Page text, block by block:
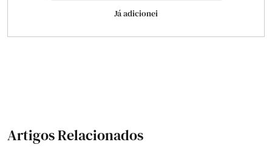
Já adicionei
Artigos Relacionados